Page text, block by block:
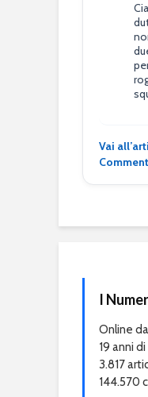
Vai
I
Online
19 anni
3.817
144.570